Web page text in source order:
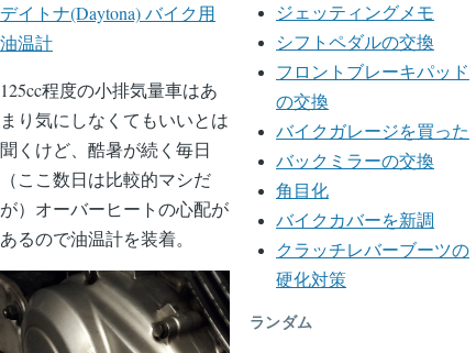
デイトナ(Daytona) バイク用
油温計
125cc程度の小排気量車はあ
まり気にしなくてもいいとは
聞くけど、酷暑が続く毎日
（ここ数日は比較的マシだ
が）オーバーヒートの心配が
あるので油温計を装着。
ジェッティングメモ
シフトペダルの交換
フロントブレーキパッド
の交換
バイクガレージを買った
バックミラーの交換
角目化
バイクカバーを新調
クラッチレバーブーツの
硬化対策
ランダム